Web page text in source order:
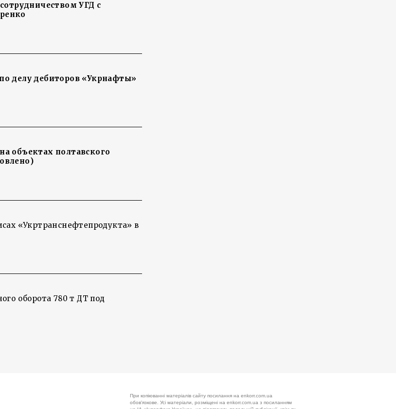
УГД с
делу дебиторов «Укрнафты»
объектах полтавского
«Укртранснефтепродукта» в
оборота 780 т ДТ под
При копіюванні матеріалів сайту посилання на enkorr.com.ua
обов'язкове. Усі матеріали, розміщені на enkorr.com.ua з посиланням